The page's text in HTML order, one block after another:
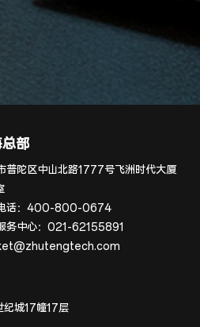
部
普陀区中山北路1777号飞洲时代大厦
话：400-800-0674
务中心：021-62155891
纪城17幢17层